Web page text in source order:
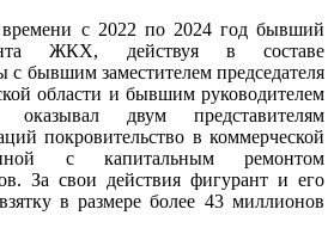
с 2022 по 2024 год бывший
ЖКХ, действуя в составе
с бывшим заместителем председателя
области и бывшим руководителем
двум представителям
покровительство в коммерческой
с капитальным ремонтом
За свои действия фигурант и его
в размере более 43 миллионов